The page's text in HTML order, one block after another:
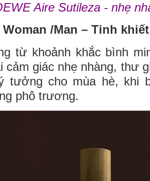
Aire Sutileza - nhẹ
Woman /Man – Tinh
từ khoảnh khắc bình
cảm giác nhẹ nhàng, thư
tưởng cho mùa hè, khi
phô trương.